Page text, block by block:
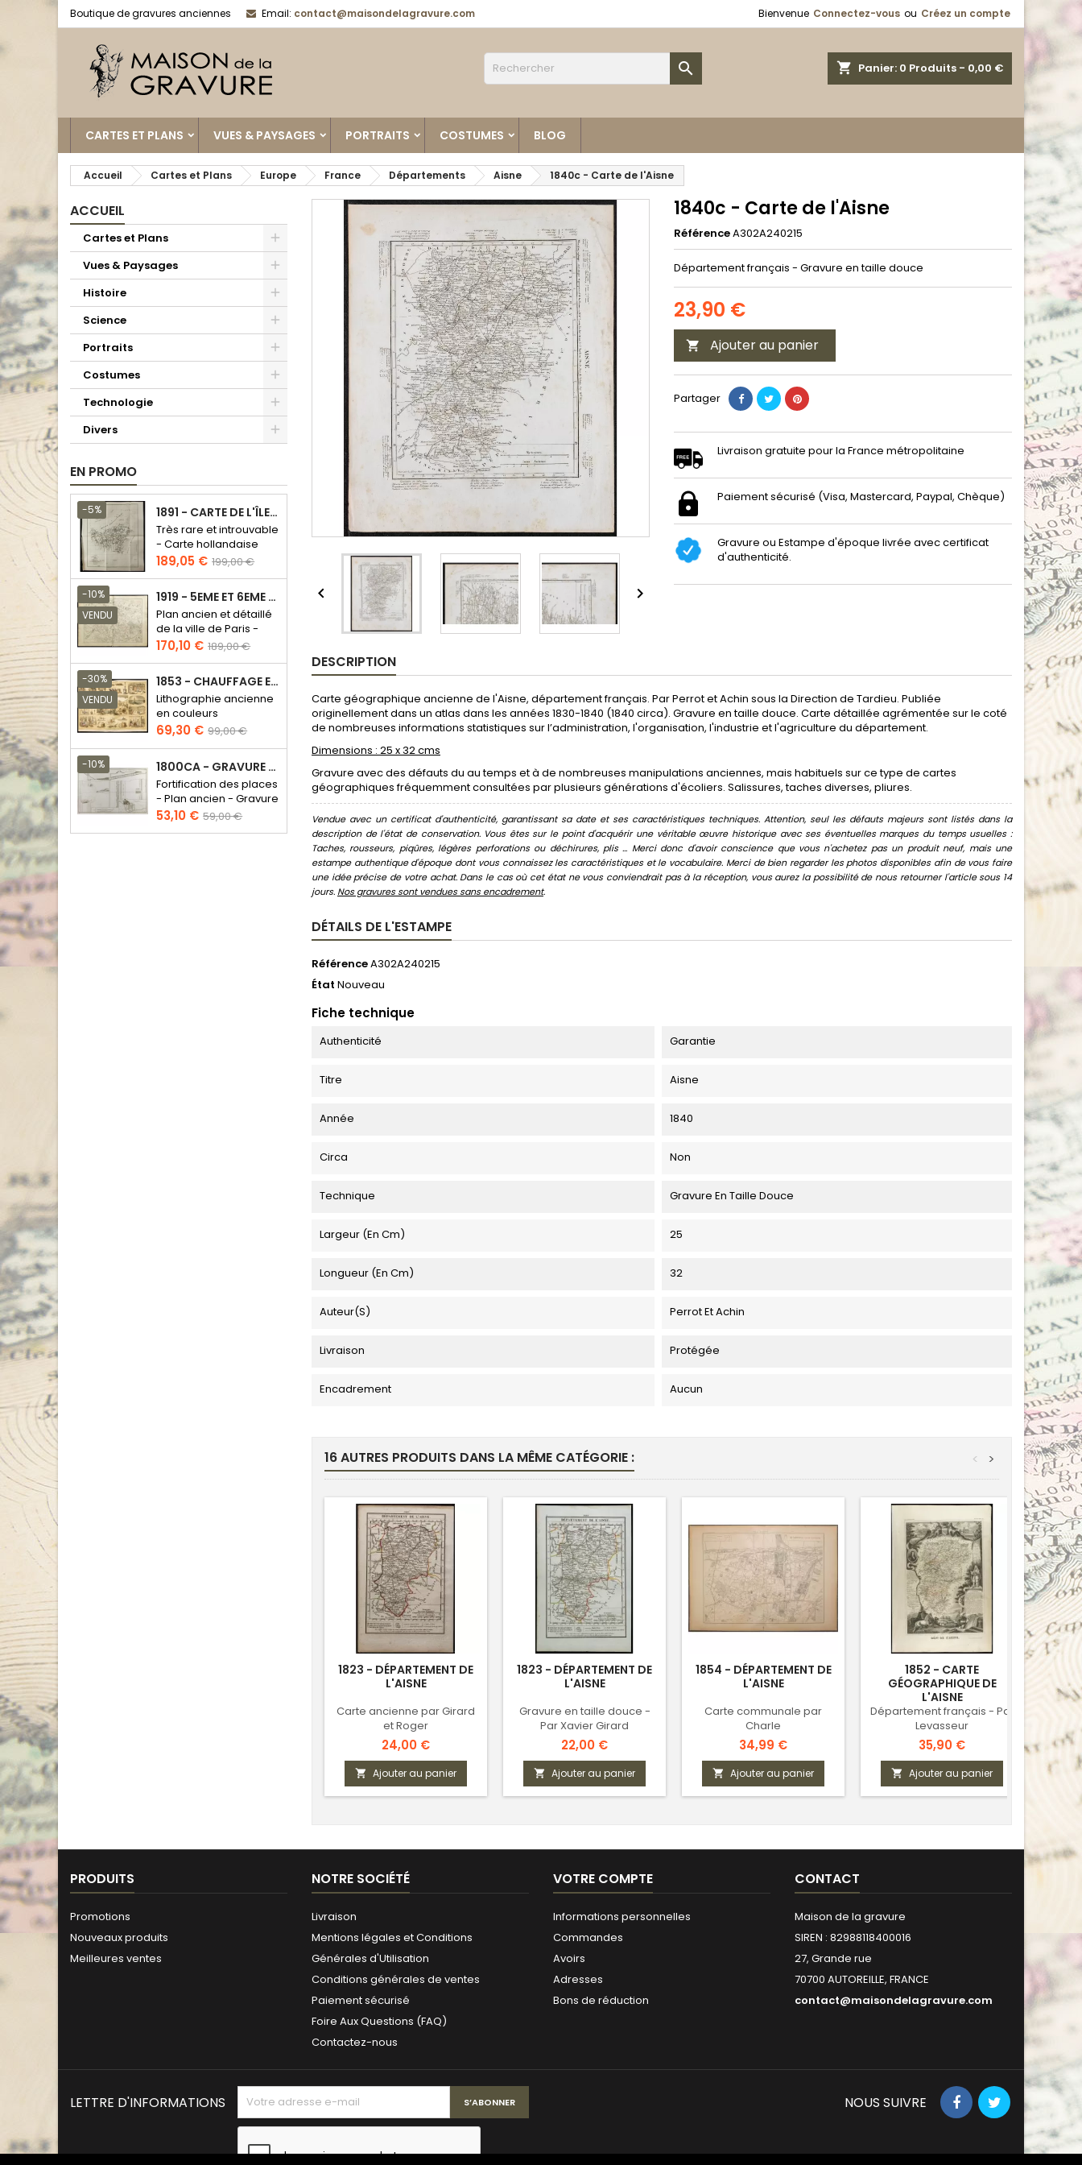
Boutique de gravures anciennes Email: contact@maisondelagravure.com Bienvenue Connectez-vous ou Créez un compte
shopping_cart Panier: 0 Produits - 0,00 €

CARTES ET PLANS VUES & PAYSAGES PORTRAITS COSTUMES BLOG
Accueil Cartes et Plans Europe France Départements Aisne 1840c - Carte de l'Aisne
ACCUEIL
Cartes et Plans
Vues & Paysages
Histoire
Science
Portraits
Costumes
Technologie
Divers
EN PROMO
-5% 1891 - CARTE DE L'ÎLE DE BORNÉO
Très rare et introuvable
- Carte hollandaise
Prix
189,05 € Prix
de
base
199,00 €
-10%
VENDU
1919 - 5EME ET 6EME ARRONDISSEMENT DE PARIS
Plan ancien et détaillé
de la ville de Paris -
Odéon - Sorbonne
Prix
170,10 € Prix
de
base
189,00 €
-30%
VENDU
1853 - CHAUFFAGE ET ÉCLAIRAGE (LITHOGRAPHIE)
Lithographie ancienne
en couleurs
Prix
69,30 € Prix
de
base
99,00 €
-10% 1800CA - GRAVURE ARCHITECTURE MILITAIRE - ATTAQUE ET DÉFENSE
Fortification des places
- Plan ancien - Gravure
en taille douce
Prix
53,10 € Prix
de
59,00 €
 
1840c - Carte de l'Aisne
RéférenceA302A240215
Département français - Gravure en taille douce
23,90 €
 Ajouter au panier
Partager
Livraison gratuite pour la France métropolitaine
Paiement sécurisé (Visa, Mastercard, Paypal, Chèque)
Gravure ou Estampe d'époque livrée avec certificat
d'authenticité.
DESCRIPTION
Carte géographique ancienne de l'Aisne, département français. Par Perrot et Achin sous la Direction de Tardieu. Publiée
originellement dans un atlas dans les années 1830-1840 (1840 circa). Gravure en taille douce. Carte détaillée agrémentée sur le coté
de nombreuses informations statistiques sur l’administration, l'organisation, l'industrie et l'agriculture du département.
Dimensions : 25 x 32 cms
Gravure avec des défauts du au temps et à de nombreuses manipulations anciennes, mais habituels sur ce type de cartes
géographiques fréquemment consultées par plusieurs générations d'écoliers. Salissures, taches diverses, pliures.
Vendue avec un certificat d'authenticité, garantissant sa date et ses caractéristiques techniques. Attention, seul les défauts majeurs sont listés dans la
description de l'état de conservation. Vous êtes sur le point d'acquérir une véritable œuvre historique avec ses éventuelles marques du temps usuelles :
Taches, rousseurs, piqûres, légères perforations ou déchirures, plis ... Merci donc d'avoir conscience que vous n'achetez pas un produit neuf, mais une
estampe authentique d'époque dont vous connaissez les caractéristiques et le vocabulaire. Merci de bien regarder les photos disponibles afin de vous faire
une idée précise de votre achat. Dans le cas où cet état ne vous conviendrait pas à la réception, vous aurez la possibilité de nous retourner l'article sous 14
jours. Nos gravures sont vendues sans encadrement.
DÉTAILS DE L'ESTAMPE
RéférenceA302A240215
État Nouveau
Fiche technique
Authenticité Garantie
Titre Aisne
Année 1840
Circa Non
Technique Gravure En Taille Douce
Largeur (en Cm) 25
Longueur (en Cm) 32
Auteur(s) Perrot Et Achin
Livraison Protégée
Encadrement Aucun
16 AUTRES PRODUITS DANS LA MÊME CATÉGORIE : >
<
1823 - DÉPARTEMENT DE
L'AISNE
Carte ancienne par Girard
et Roger
Prix
24,00 €
 Ajouter au panier
1823 - DÉPARTEMENT DE
L'AISNE
Gravure en taille douce -
Par Xavier Girard
Prix
22,00 €
 Ajouter au panier
1854 - DÉPARTEMENT DE
L'AISNE
Carte communale par
Charle
Prix
34,99 €
 Ajouter au panier
1852 - CARTE
GÉOGRAPHIQUE DE
L'AISNE
Département français - Par
Levasseur
Prix
35,90 €
 Ajouter au panier 
PRODUITS
Promotions
Nouveaux produits
Meilleures ventes
NOTRE SOCIÉTÉ
Livraison
Mentions légales et Conditions
Générales d'Utilisation
Conditions générales de ventes
Paiement sécurisé
Foire Aux Questions (FAQ)
Contactez-nous
VOTRE COMPTE
Informations personnelles
Commandes
Avoirs
Adresses
Bons de réduction
CONTACT
Maison de la gravure
SIREN : 82988118400016
27, Grande rue
70700 AUTOREILLE, FRANCE
contact@maisondelagravure.com
LETTRE D'INFORMATIONS NOUS SUIVRE